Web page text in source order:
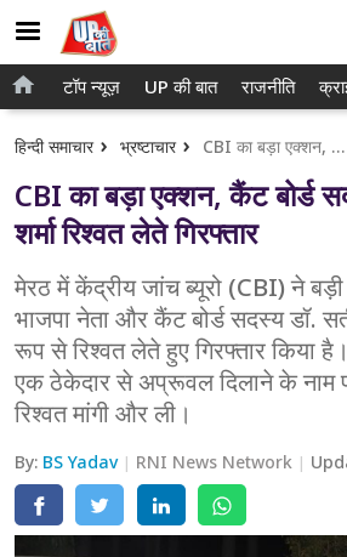
होम
टॉप न्यूज़
UP की बात
क्राइम
शिक्षा
वेब स्टोरी
टॉप न्यूज़ UP की बात राजनीति
हिन्दी समाचार भ्रष्टाचार CBI का बड़ा एक्शन, कैंट बोर्ड सदस्य डॉ. सतीश शर्मा रिश्वत लेते गिरफ्तार
CBI का बड़ा एक्शन, कैंट बोर्ड
शर्मा रिश्वत लेते गिरफ्तार
मेरठ में केंद्रीय जांच ब्यूरो (CBI) ने बड़ी
भाजपा नेता और कैंट बोर्ड सदस्य डॉ.
रूप से रिश्वत लेते हुए गिरफ्तार किया
एक ठेकेदार से अप्रूवल दिलाने के नाम
रिश्वत मांगी और ली।
By: BS Yadav RNI News Network
गाजियाबाद
लखनऊ
वाराणसी
आगरा
अयोध्या
अलीगढ़
मथुरा